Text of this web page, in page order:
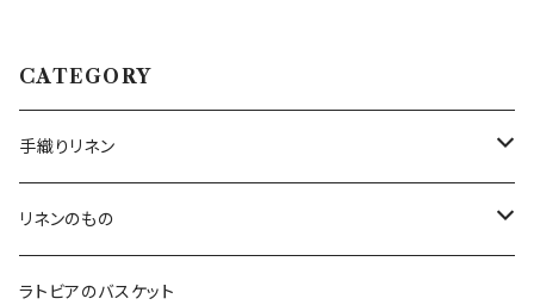
CATEGORY
手織りリネン
テーブルクロス
テーブルランナー
リネンのもの
キッチンアイテム
ラトビアのバスケット